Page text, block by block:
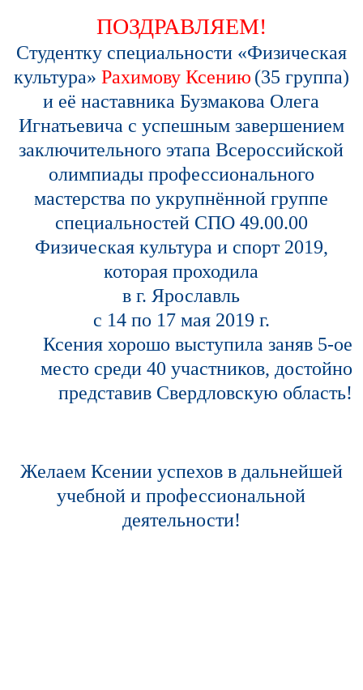
ПОЗДРАВЛЯЕМ!
Студентку специальности «Физическая
культура» Рахимову Ксению (35 группа)
и её наставника Бузмакова Олега
Игнатьевича с успешным завершением
заключительного этапа Всероссийской
олимпиады профессионального
мастерства по укрупнённой группе
специальностей СПО 49.00.00
Физическая культура и спорт 2019,
которая проходила
в г. Ярославль
с 14 по 17 мая 2019 г.
Ксения хорошо выступила заняв 5-ое
место среди 40 участников, достойно
представив Свердловскую область!
Желаем Ксении успехов в дальнейшей
учебной и профессиональной
деятельности!